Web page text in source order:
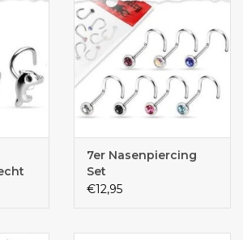
7er Nasenpiercing
Set
€12,95